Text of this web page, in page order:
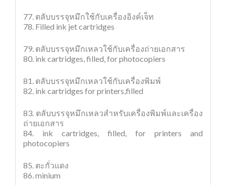
77. ตลับบรรจุหมึกใช้กับเครื่องอิงค์เจ็ท
78. Filled ink jet cartridges
79. ตลับบรรจุหมึกเหลวใช้กับเครื่องถ่ายเอกสาร
80. ink cartridges, filled, for photocopiers
81. ตลับบรรจุหมึกเหลวใช้กับเครื่องพิมพ์
82. ink cartridges for printers,filled
83. ตลับบรรจุหมึกเหลวสำหรับเครื่องพิมพ์และเครื่อง
ถ่ายเอกสาร
84. ink cartridges, filled, for printers and
photocopiers
85. ตะกั่วแดง
86. minium